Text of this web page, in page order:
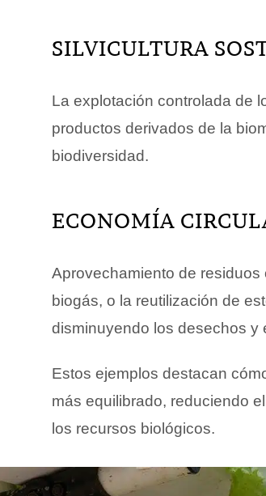
SILVICULTURA
La explotación controlada de
productos derivados de la
biodiversidad.
ECONOMÍA
Aprovechamiento de
biogás, o la reutilización de
disminuyendo los desechos y
Estos ejemplos destacan
más equilibrado, reduciendo
los recursos biológicos.